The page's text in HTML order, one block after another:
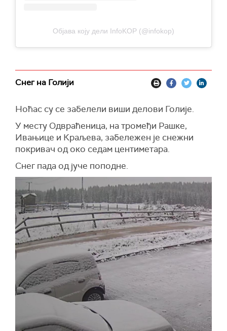
Објава коју дели InfoKOP (@infokop)
Снег на Голији
Ноћас су се забелели виши делови Голије.
У месту Одвраћеница, на тромеђи Рашке,
Ивањице и Краљева, забележен је снежни
покривач од око седам центиметара.
Снег пада од јуче поподне.